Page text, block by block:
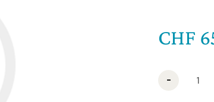
CHF
-